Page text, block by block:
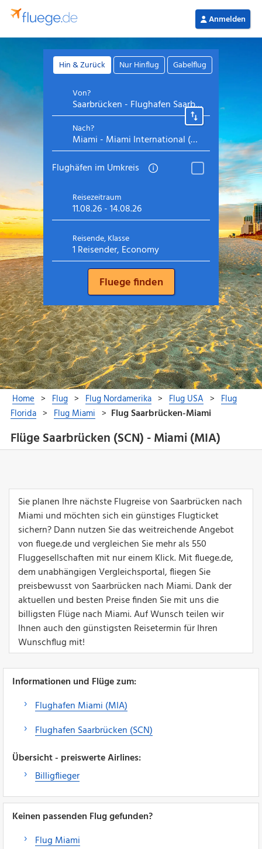
Flüge Saarbrücken (SCN) - Miami (MIA)
Sie planen Ihre nächste Flugreise von Saarbrücken nach
Miami und möchten sich ein günstiges Flugticket
sichern? Dann nutzen Sie das weitreichende Angebot
von fluege.de und vergleichen Sie mehr als 550
Fluggesellschaften mit nur einem Klick. Mit fluege.de,
dem unabhängigen Vergleichsportal, fliegen Sie
preisbewusst von Saarbrücken nach Miami. Dank der
aktuellen und besten Preise finden Sie mit uns die
billigsten Flüge nach Miami. Auf Wunsch teilen wir
Ihnen auch den günstigsten Reisetermin für Ihren
Wunschflug mit!
Informationen und Flüge zum:
Flughafen Miami (MIA)
Flughafen Saarbrücken (SCN)
Übersicht - preiswerte Airlines:
Billigflieger
Keinen passenden Flug gefunden?
Flug Miami